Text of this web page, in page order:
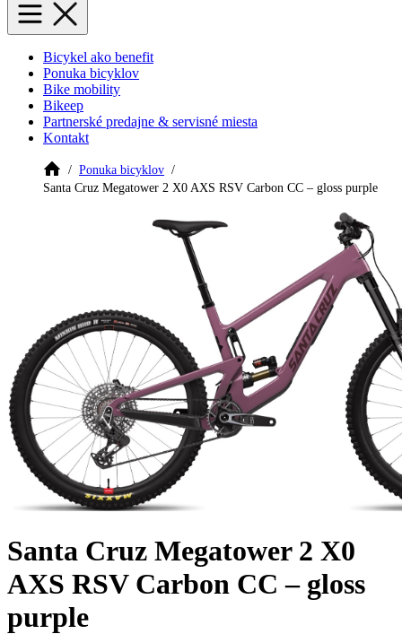
Bicykel ako benefit
Ponuka bicyklov
Bike mobility
Bikeep
Partnerské predajne & servisné miesta
Kontakt
Ponuka bicyklov
Santa Cruz Megatower 2 X0 AXS RSV Carbon CC – gloss purple
Santa Cruz Megatower 2 X0
AXS RSV Carbon CC – gloss
purple